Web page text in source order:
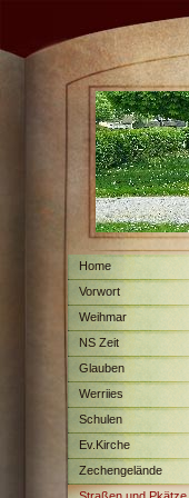
Home
Vorwort
Weihmar
NS Zeit
Glauben
Werriies
Schulen
Ev.Kirche
Zechengelände